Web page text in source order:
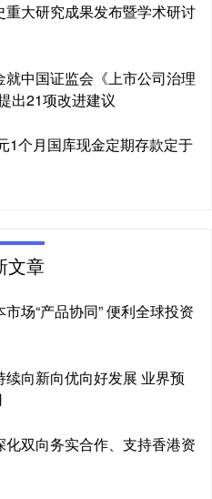
大研究成果发布暨学术研讨
中国证监会《上市公司治理
出21项改进建议
1个月国库现金定期存款定于
文章
场“产品协同” 便利全球投资
向新向优向好发展 业界预
双向务实合作、支持香港资